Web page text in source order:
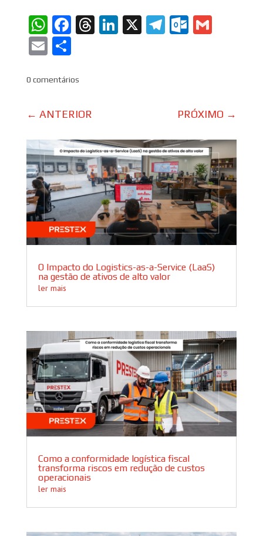
WhatsApp
Facebook
Threads
LinkedIn
X TelegramGmail
EmailShare
0 comentários
← ANTERIOR PRÓXIMO →
O Impacto do Logistics-as-a-Service (LaaS)
na gestão de ativos de alto valor
ler mais
Como a conformidade logística fiscal
transforma riscos em redução de custos
operacionais
ler mais